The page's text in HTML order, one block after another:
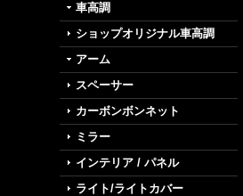
車高調
ショップオリジナル車高調
アーム
スペーサー
カーボンボンネット
ミラー
インテリア / パネル
ライト/ライトカバー